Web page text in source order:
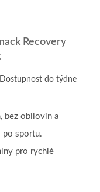
Recovery
Dostupnost do týdne
bez obilovin a
po sportu.
pro rychlé